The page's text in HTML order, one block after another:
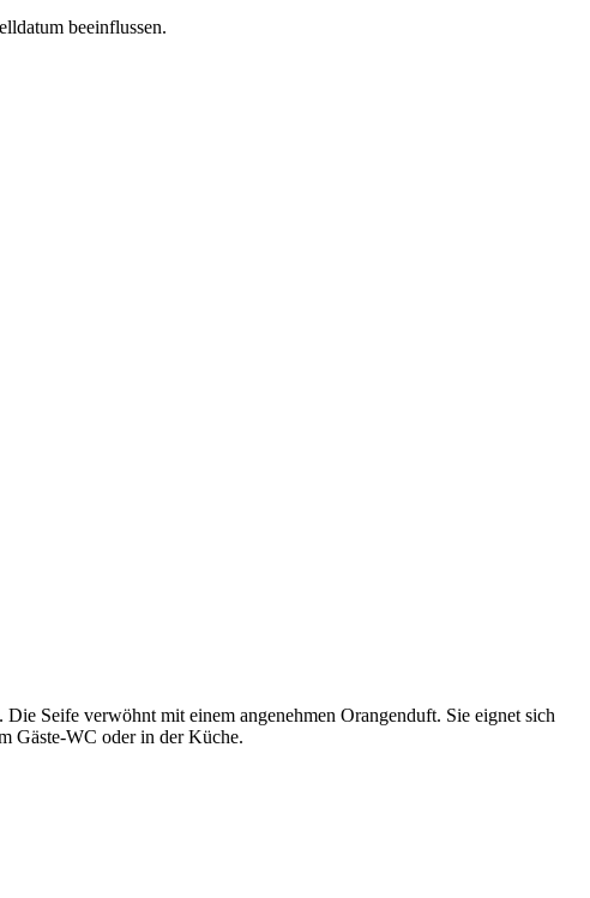
beeinflussen.
Seife verwöhnt mit einem angenehmen Orangenduft. Sie eignet sich
Gäste-WC oder in der Küche.